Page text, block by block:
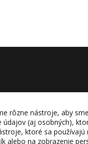
rôzne nástroje, aby
(aj osobných),
ktoré sa používajú
alebo na zobrazenie